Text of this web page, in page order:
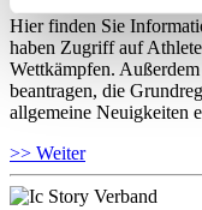
Hier finden Sie
haben Zugriff auf
Wettkämpfen.
beantragen, die
allgemeine Neuigkeiten
>> Weiter